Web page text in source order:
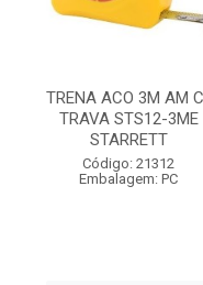
TRENA ACO 3M AM
TRAVA STS12-3ME
STARRETT
Código: 21312
Embalagem: PC